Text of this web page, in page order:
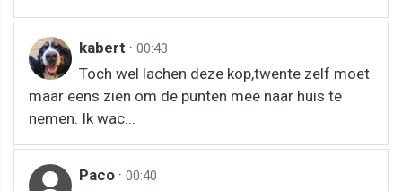
kabert · 00:43
Toch wel lachen deze kop,twente zelf moet
maar eens zien om de punten mee naar huis te
nemen. Ik wac...
Paco · 00:40